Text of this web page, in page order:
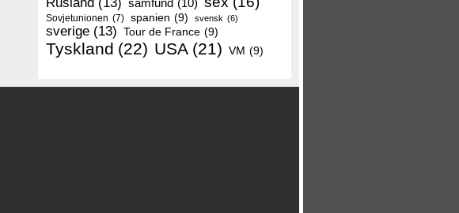
samfund (10)
Sovjetunionen (7) spanien (9) svensk (6)
sverige (13) Tour de France (9)
Tyskland (22) USA (21) VM (9)